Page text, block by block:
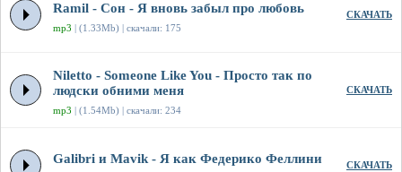
Ramil - Сон - Я вновь забыл про любовь
mp3 | (1.33Mb) | скачали: 175
СКАЧАТЬ
Niletto - Someone Like You - Просто так по
людски обними меня
mp3 | (1.54Mb) | скачали: 234
СКАЧАТЬ
Galibri и Mavik - Я как Федерико Феллини СКАЧАТЬ